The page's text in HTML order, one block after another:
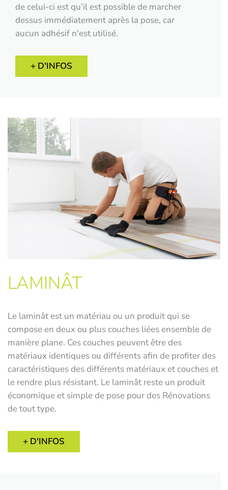
de celui-ci est qu’il est possible de marcher
dessus immédiatement après la pose, car
aucun adhésif n'est utilisé.
+ D'INFOS
LAMINÂT
Le laminât est un matériau ou un produit qui se
compose en deux ou plus couches liées ensemble de
manière plane. Ces couches peuvent être des
matériaux identiques ou différents afin de profiter des
caractéristiques des différents matériaux et couches et
le rendre plus résistant. Le laminât reste un produit
économique et simple de pose pour des Rénovations
de tout type.
+ D'INFOS